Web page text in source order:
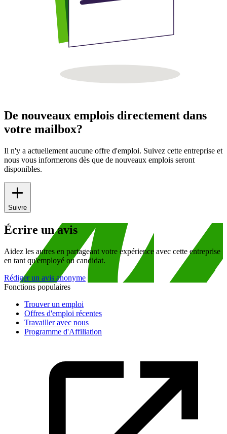
De nouveaux emplois directement dans
votre mailbox?
Il n'y a actuellement aucune offre d'emploi. Suivez cette entreprise et
nous vous informerons dès que de nouveaux emplois seront
disponibles.
Suivre
Écrire un avis
Aidez les autres en partageant votre expérience avec cette entreprise
en tant qu'employé ou candidat.
Rédiger un avis anonyme
Fonctions populaires
Trouver un emploi
Offres d'emploi récentes
Travailler avec nous
Programme d'Affiliation